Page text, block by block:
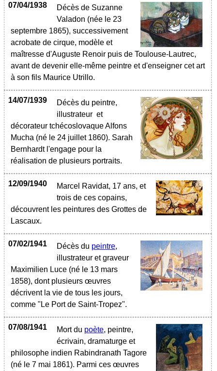
07/04/1938
Décès de Suzanne
Valadon (née le 23
septembre 1865), successivement
acrobate de cirque, modèle et
maîtresse d'Auguste Renoir puis de Toulouse-Lautrec,
avant de devenir elle-même peintre et d'enseigner cet art
à son fils Maurice Utrillo.
14/07/1939
Décès du peintre,
illustrateur et
décorateur tchécoslovaque Alfons
Mucha (né le 24 juillet 1860). Sarah
Bernhardt l'engage pour la
réalisation de plusieurs portraits.
12/09/1940
Marcel Ravidat, 17 ans, et
trois de ces copains,
découvrent les peintures des Grottes de
Lascaux.
07/02/1941 Décès du peintre,
illustrateur et graveur
Maximilien Luce (né le 13 mars
1858), dont plusieurs œuvres
décrivent la vie de tous les jours,
comme "Le Port de Saint-Tropez".
07/08/1941 Mort du poète, peintre,
écrivain, dramaturge et
philosophe indien Rabindranath Tagore
(né le 7 mai 1861). Parmi ces œuvres